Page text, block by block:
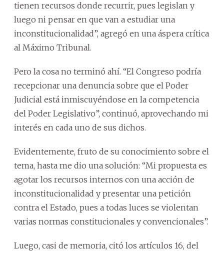
tienen recursos donde recurrir, pues legislan y
luego ni pensar en que van a estudiar una
inconstitucionalidad”, agregó en una áspera crítica
al Máximo Tribunal.
Pero la cosa no terminó ahí. “El Congreso podría
recepcionar una denuncia sobre que el Poder
Judicial está inmiscuyéndose en la competencia
del Poder Legislativo”, continuó, aprovechando mi
interés en cada uno de sus dichos.
Evidentemente, fruto de su conocimiento sobre el
tema, hasta me dio una solución: “Mi propuesta es
agotar los recursos internos con una acción de
inconstitucionalidad y presentar una petición
contra el Estado, pues a todas luces se violentan
varias normas constitucionales y convencionales”.
Luego, casi de memoria, citó los artículos 16, del